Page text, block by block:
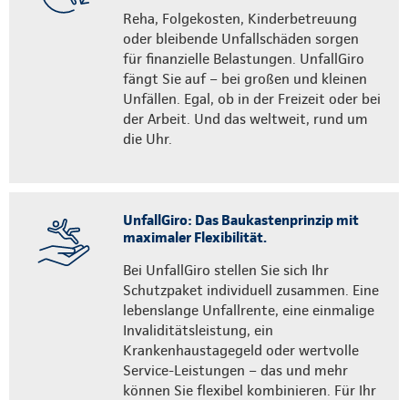
Reha, Folgekosten, Kinderbetreuung
oder bleibende Unfallschäden sorgen
für finanzielle Belastungen. UnfallGiro
fängt Sie auf – bei großen und kleinen
Unfällen. Egal, ob in der Freizeit oder bei
der Arbeit. Und das weltweit, rund um
die Uhr.
UnfallGiro: Das Baukastenprinzip mit
maximaler Flexibilität.
Bei UnfallGiro stellen Sie sich Ihr
Schutzpaket individuell zusammen. Eine
lebenslange Unfallrente, eine einmalige
Invaliditätsleistung, ein
Krankenhaustagegeld oder wertvolle
Service-Leistungen – das und mehr
können Sie flexibel kombinieren. Für Ihr